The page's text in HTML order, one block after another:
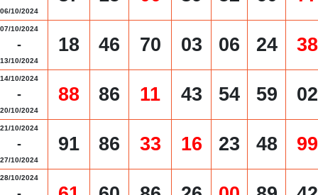
06/10/2024
07/10/2024
-
13/10/2024
18 46 70 03 06 24 38
14/10/2024
-
20/10/2024
88 86 11 43 54 59 02
21/10/2024
-
27/10/2024
91 86 33 16 23 48 99
28/10/2024